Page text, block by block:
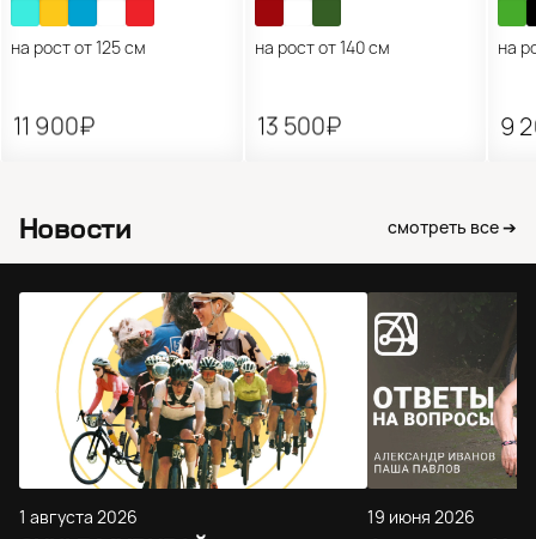
на рост от 125 см
11 900₽
на рост от 140 см
13 500₽
на
9
Новости смотреть все ➔
1 августа 2026 19 июня 2026